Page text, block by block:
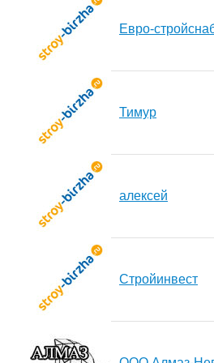
Евро-
Тимур
алексей
Стройинвест